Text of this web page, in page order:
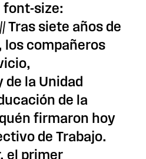
font-size:
Tras siete años de
los compañeros
la Unidad
de la
firmaron hoy
de Trabajo.
el primer